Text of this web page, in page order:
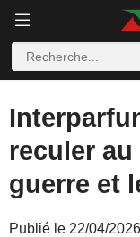
reculer
guerre et
Publié le 22/04/